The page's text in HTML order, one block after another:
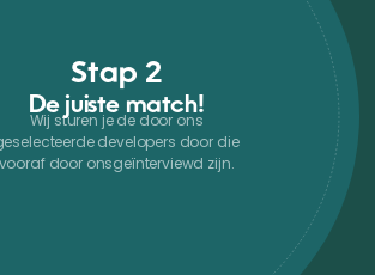
Stap 2
De juiste match!
Wij sturen je de door ons
developers door die
vooraf door onsgeïnterviewd zijn.